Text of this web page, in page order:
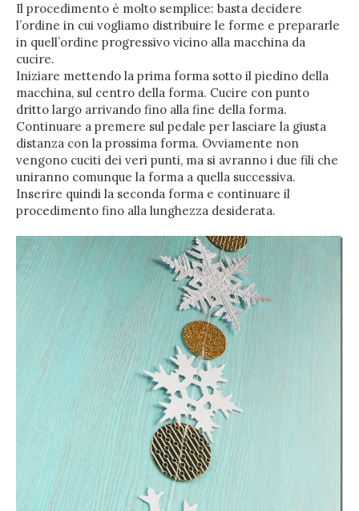
Il procedimento è molto semplice: basta decidere
l’ordine in cui vogliamo distribuire le forme e prepararle
in quell’ordine progressivo vicino alla macchina da
cucire.
Iniziare mettendo la prima forma sotto il piedino della
macchina, sul centro della forma. Cucire con punto
dritto largo arrivando fino alla fine della forma.
Continuare a premere sul pedale per lasciare la giusta
distanza con la prossima forma. Ovviamente non
vengono cuciti dei veri punti, ma si avranno i due fili che
uniranno comunque la forma a quella successiva.
Inserire quindi la seconda forma e continuare il
procedimento fino alla lunghezza desiderata.